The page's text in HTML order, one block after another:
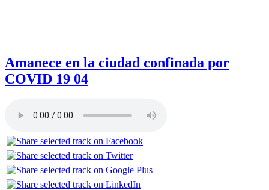
Amanece en la ciudad confinada por
COVID 19 04